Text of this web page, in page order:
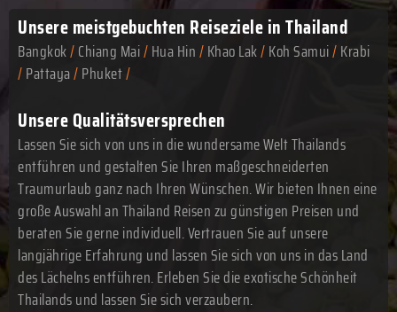
Unsere meistgebuchten Reiseziele in Thailand
Bangkok/Chiang Mai/Hua Hin/Khao Lak/Koh Samui/Krabi
/Pattaya/Phuket/
Unsere Qualitätsversprechen
Lassen Sie sich von uns in die wundersame Welt Thailands
entführen und gestalten Sie Ihren maßgeschneiderten
Traumurlaub ganz nach Ihren Wünschen. Wir bieten Ihnen eine
große Auswahl an Thailand Reisen zu günstigen Preisen und
beraten Sie gerne individuell. Vertrauen Sie auf unsere
langjährige Erfahrung und lassen Sie sich von uns in das Land
des Lächelns entführen. Erleben Sie die exotische Schönheit
Thailands und lassen Sie sich verzaubern.